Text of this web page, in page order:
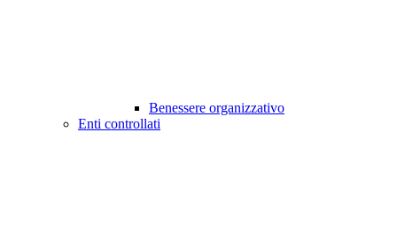
Benessere organizzativo
Enti controllati